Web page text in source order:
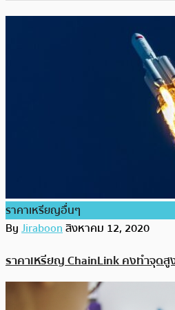
ราคาเหรียญอื่นๆ
ByJiraboonสิงหาคม 12, 2020
ราคาเหรียญ ChainLink คงทำจุด